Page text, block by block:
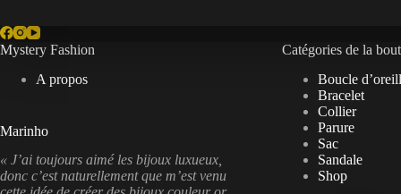
Mystery Fashion
A propos
Marinho
« J’ai toujours aimé les bijoux luxueux,
donc c’est naturellement que m’est venu
Catégories de la
Boucle
Bracelet
Collier
Parure
Sac
Sandale
Shop